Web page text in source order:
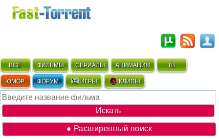
ВСЁ ФИЛЬМЫ СЕРИАЛЫ АНИМАЦИЯ ТВ
ЮМОР ФОРУМ ИГРЫ КЛИПЫ
● Расширенный поиск